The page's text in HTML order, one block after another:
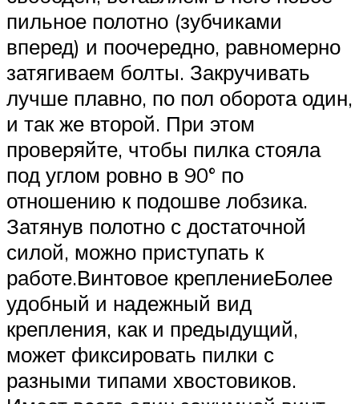
пильное полотно (зубчиками
вперед) и поочередно, равномерно
затягиваем болты. Закручивать
лучше плавно, по пол оборота один,
и так же второй. При этом
проверяйте, чтобы пилка стояла
под углом ровно в 90° по
отношению к подошве лобзика.
Затянув полотно с достаточной
силой, можно приступать к
работе.Винтовое креплениеБолее
удобный и надежный вид
крепления, как и предыдущий,
может фиксировать пилки с
разными типами хвостовиков.